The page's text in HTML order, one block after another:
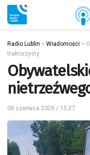
Radio Lublin > Wiadomości >
traktorzysty
06 czerwca 2026 / 15:37